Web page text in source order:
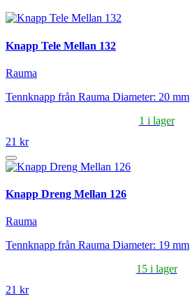
Knapp Tele Mellan 132
Rauma
Tennknapp från Rauma Diameter: 20 mm
1 i lager
21 kr
Knapp Dreng Mellan 126
Rauma
Tennknapp från Rauma Diameter: 19 mm
15 i lager
21 kr